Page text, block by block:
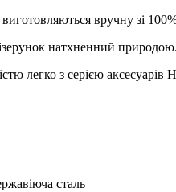
вручну зі
натхненний природою.
легко з серією аксесуарів
сталь